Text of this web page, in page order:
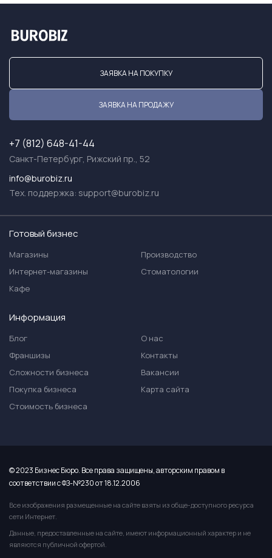
ЗАЯВКА НА ПОКУПКУ
ЗАЯВКА НА ПРОДАЖУ
+7 (812) 648-41-44
Санкт-Петербург, Рижский пр., 52
info@burobiz.ru
Тех. поддержка: support@burobiz.ru
Готовый бизнес
Магазины
Интернет-магазины
Кафе
Производство
Стоматологии
Информация
Блог
Франшизы
Сложности бизнеса
Покупка бизнеса
Стоимость бизнеса
О нас
Контакты
Вакансии
Карта сайта
© 2023 Бизнес Бюро. Все права защищены, авторским правом в
соответствии с ФЗ-№230 от 18.12.2006
Все изображения размещенные на сайте взяты из обще-доступного ресурса
сети Интернет.
Данные, предоставленные на сайте, имеют информационный характер и не
являются публичной офертой.